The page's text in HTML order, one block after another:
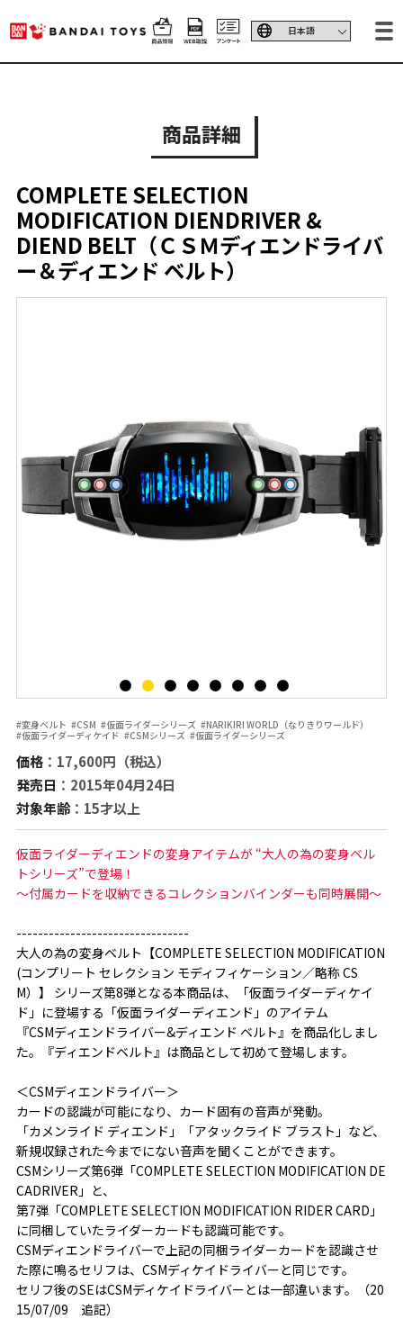
商品詳細
COMPLETE SELECTION
MODIFICATION DIENDRIVER &
DIEND BELT（ＣＳＭディエンドライバ
ー＆ディエンド ベルト）
#変身ベルト #CSM #仮面ライダーシリーズ #NARIKIRI WORLD（なりきりワールド）
#仮面ライダーディケイド #CSMシリーズ #仮面ライダーシリーズ
価格：17,600円（税込）
発売日 ：2015年04月24日
対象年齢：15才以上
仮面ライダーディエンドの変身アイテムが “大人の為の変身ベル
トシリーズ”で登場！
～付属カードを収納できるコレクションバインダーも同時展開～
--------------------------------
大人の為の変身ベルト【COMPLETE SELECTION MODIFICATION
(コンプリート セレクション モディフィケーション／略称 CS
M）】 シリーズ第8弾となる本商品は、「仮面ライダーディケイ
ド」に登場する「仮面ライダーディエンド」のアイテム
『CSMディエンドライバー&ディエンド ベルト』を商品化しまし
た。『ディエンドベルト』は商品として初めて登場します。
＜CSMディエンドライバー＞
カードの認識が可能になり、カード固有の音声が発動。
「カメンライド ディエンド」「アタックライド ブラスト」など、
新規収録された今までにない音声を聞くことができます。
CSMシリーズ第6弾「COMPLETE SELECTION MODIFICATION DE
CADRIVER」と、
第7弾「COMPLETE SELECTION MODIFICATION RIDER CARD」
に同梱していたライダーカードも認識可能です。
CSMディエンドライバーで上記の同梱ライダーカードを認識させ
た際に鳴るセリフは、CSMディケイドライバーと同じです。
セリフ後のSEはCSMディケイドライバーとは一部違います。（20
15/07/09 追記）